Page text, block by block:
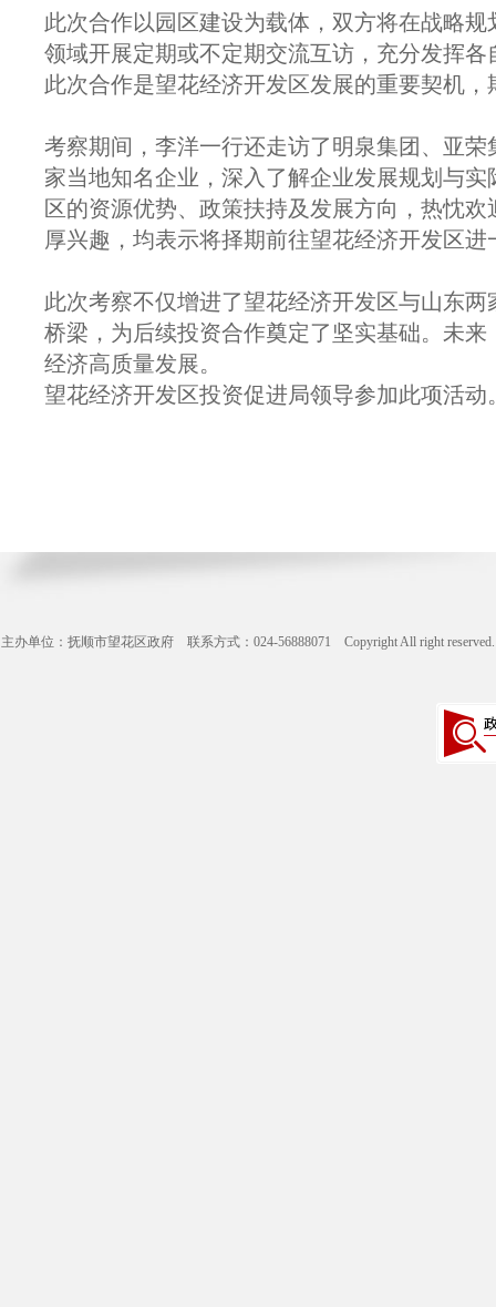
此次合作以园区建设为载体，双方将在战略
领域开展定期或不定期交流互访，充分发挥
此次合作是望花经济开发区发展的重要契机
考察期间，李洋一行还走访了明泉集团、亚
家当地知名企业，深入了解企业发展规划与
区的资源优势、政策扶持及发展方向，热忱
厚兴趣，均表示将择期前往望花经济开发区进
此次考察不仅增进了望花经济开发区与山东
桥梁，为后续投资合作奠定了坚实基础。未
经济高质量发展。
望花经济开发区投资促进局领导参加此项活动
主办单位：抚顺市望花区政府 联系方式：024-56888071 Copyright All right